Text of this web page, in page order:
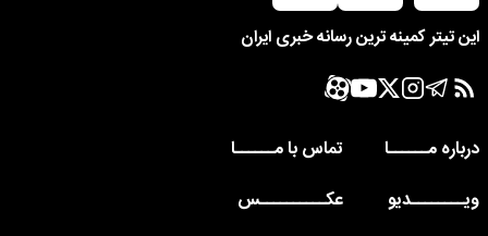
این تیتر کمینه ترین رسانه خبری ایران
درباره مــــــا
تماس با مــــــا
ویــــــــدیو
عکــــــــــس